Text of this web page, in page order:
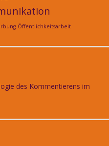
Öffentlichkeitsarbeit
des Kommentierens im